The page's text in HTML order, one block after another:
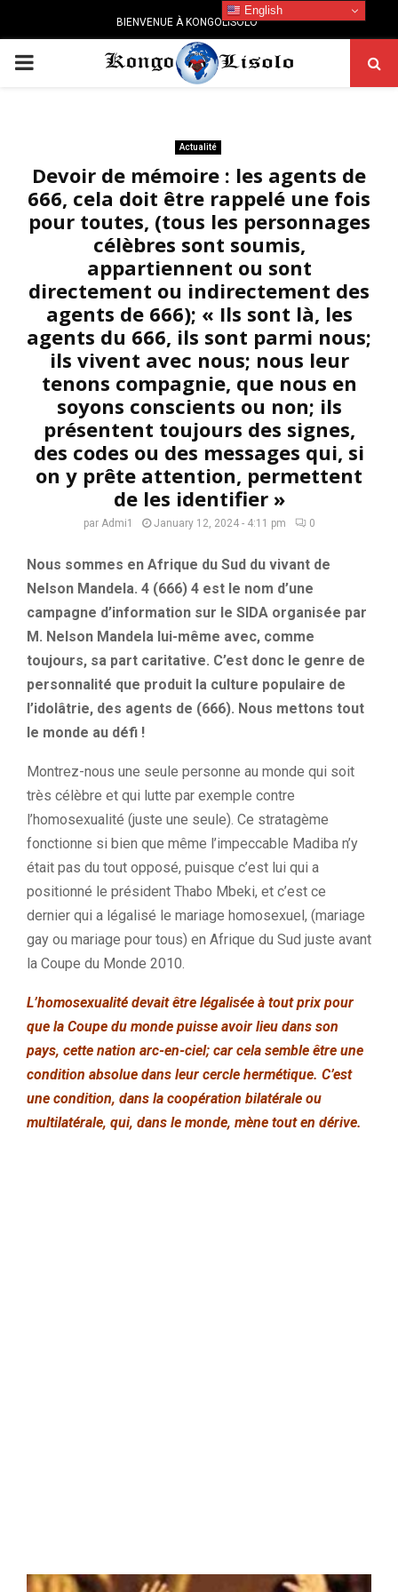
BIENVENUE À KONGOLISOLO
PRIMARY
Actualité
Devoir de mémoire : les agents de
666, cela doit être rappelé une fois
pour toutes, (tous les personnages
célèbres sont soumis,
appartiennent ou sont
directement ou indirectement des
agents de 666); « Ils sont là, les
agents du 666, ils sont parmi nous;
ils vivent avec nous; nous leur
tenons compagnie, que nous en
soyons conscients ou non; ils
présentent toujours des signes,
des codes ou des messages qui, si
on y prête attention, permettent
de les identifier »
par Admi1 January 12, 2024 - 4:11 pm 0
Nous sommes en Afrique du Sud du vivant de
Nelson Mandela. 4 (666) 4 est le nom d’une
campagne d’information sur le SIDA organisée par
M. Nelson Mandela lui-même avec, comme
toujours, sa part caritative. C’est donc le genre de
personnalité que produit la culture populaire de
l’idolâtrie, des agents de (666). Nous mettons tout
le monde au défi !
Montrez-nous une seule personne au monde qui soit
très célèbre et qui lutte par exemple contre
l’homosexualité (juste une seule). Ce stratagème
fonctionne si bien que même l’impeccable Madiba n’y
était pas du tout opposé, puisque c’est lui qui a
positionné le président Thabo Mbeki, et c’est ce
dernier qui a légalisé le mariage homosexuel, (mariage
gay ou mariage pour tous) en Afrique du Sud juste avant
la Coupe du Monde 2010.
L’homosexualité devait être légalisée à tout prix pour
que la Coupe du monde puisse avoir lieu dans son
pays, cette nation arc-en-ciel; car cela semble être une
condition absolue dans leur cercle hermétique. C’est
une condition, dans la coopération bilatérale ou
multilatérale, qui, dans le monde, mène tout en dérive.
English